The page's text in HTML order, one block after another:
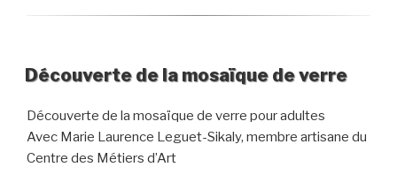
Découverte de la mosaïque de verre
Découverte de la mosaïque de verre pour adultes
Avec Marie Laurence Leguet-Sikaly, membre artisane du
Centre des Métiers d’Art